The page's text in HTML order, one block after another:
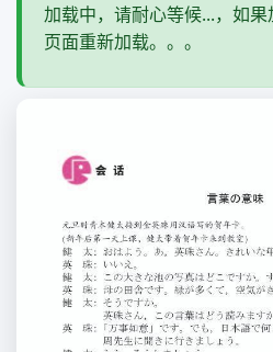
加载中，请耐心等候...，如
页面重新加载。。。